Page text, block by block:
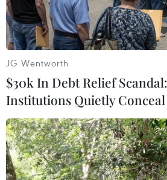
Ninh.
JG Wentworth
$30k In Debt Relief
Institutions Quietly Conceal